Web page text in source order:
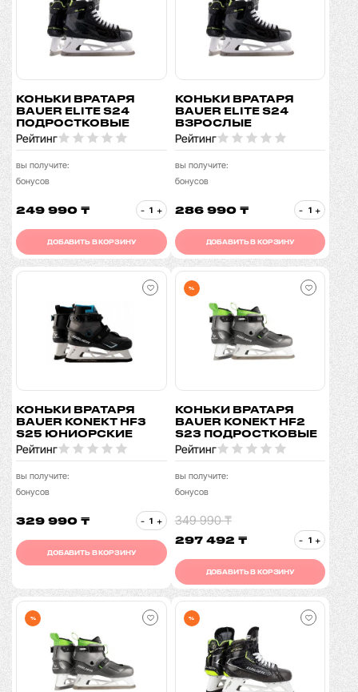
КОНЬКИ ВРАТАРЯ
BAUER ELITE S24
ПОДРОСТКОВЫЕ
Рейтинг
вы получите:
бонусов
249 990 ₸ - +
ДОБАВИТЬ В КОРЗИНУ
КОНЬКИ ВРАТАРЯ
BAUER ELITE S24
ВЗРОСЛЫЕ
Рейтинг
вы получите:
бонусов
286 990 ₸ - +
ДОБАВИТЬ В КОРЗИНУ
КОНЬКИ ВРАТАРЯ
BAUER KONEKT HF3
S25 ЮНИОРСКИЕ
Рейтинг
вы получите:
бонусов
329 990 ₸ - +
ДОБАВИТЬ В КОРЗИНУ
%
КОНЬКИ ВРАТАРЯ
BAUER KONEKT HF2
S23 ПОДРОСТКОВЫЕ
Рейтинг
вы получите:
бонусов
349 990 ₸
297 492 ₸ - +
ДОБАВИТЬ В КОРЗИНУ
% %